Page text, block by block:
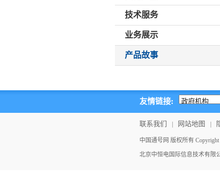
技术服务
业务展示
产品故事
友情链接:
联系我们 网站地图
中国通号网 版权所有
北京中恒电国际信息技术有限